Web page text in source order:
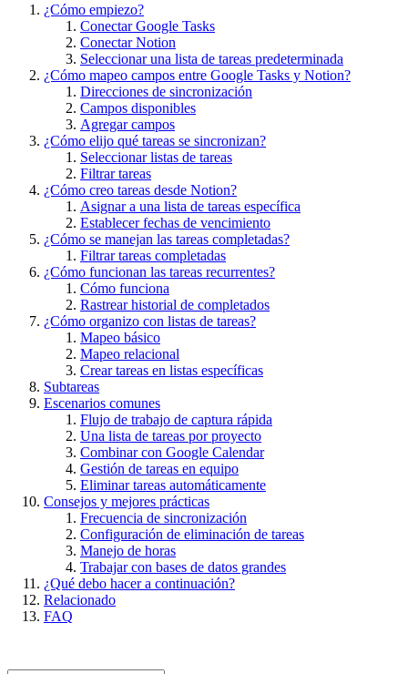
¿Cómo empiezo?
Conectar Google Tasks
Conectar Notion
Seleccionar una lista de tareas predeterminada
¿Cómo mapeo campos entre Google Tasks y Notion?
Direcciones de sincronización
Campos disponibles
Agregar campos
¿Cómo elijo qué tareas se sincronizan?
Seleccionar listas de tareas
Filtrar tareas
¿Cómo creo tareas desde Notion?
Asignar a una lista de tareas específica
Establecer fechas de vencimiento
¿Cómo se manejan las tareas completadas?
Filtrar tareas completadas
¿Cómo funcionan las tareas recurrentes?
Cómo funciona
Rastrear historial de completados
¿Cómo organizo con listas de tareas?
Mapeo básico
Mapeo relacional
Crear tareas en listas específicas
Subtareas
Escenarios comunes
Flujo de trabajo de captura rápida
Una lista de tareas por proyecto
Combinar con Google Calendar
Gestión de tareas en equipo
Eliminar tareas automáticamente
Consejos y mejores prácticas
Frecuencia de sincronización
Configuración de eliminación de tareas
Manejo de horas
Trabajar con bases de datos grandes
¿Qué debo hacer a continuación?
Relacionado
FAQ